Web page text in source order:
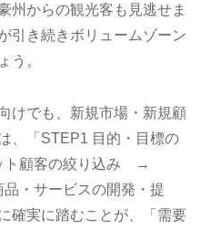
州からの観光客も見逃せま
引き続きボリュームゾーン
う。
けでも、新規市場・新規顧
、「STEP1 目的・目標の
ト顧客の絞り込み →
・サービスの開発・提
確実に踏むことが、「需要